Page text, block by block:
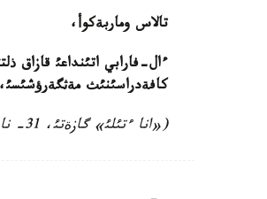
تالاس وماربةكوأ،
ءال-فارابي اتئنداعئ قازاق
كافةدراسئنئث
(«انا ءتئلئ» گازةتئ، 31- ناؤرئز. 2011 - جئل)